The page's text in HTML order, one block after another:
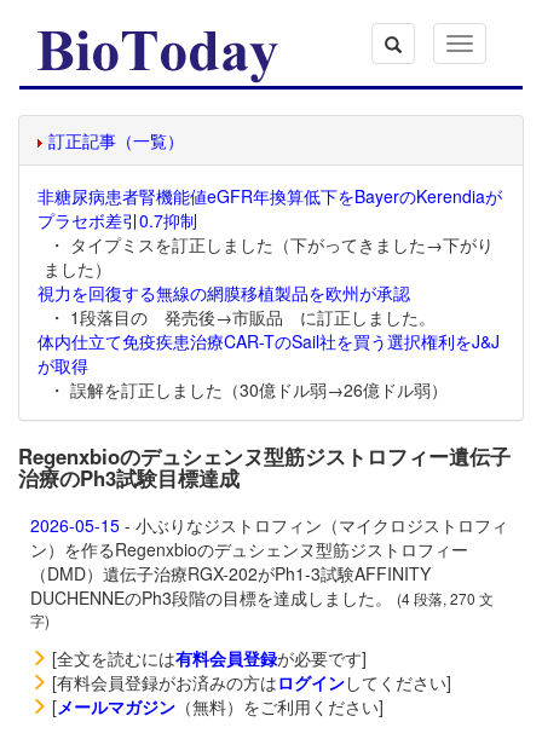
Toggle
navigation
訂正記事（一覧）
非糖尿病患者腎機能値eGFR年換算低下をBayerのKerendiaが
プラセボ差引0.7抑制
・ タイプミスを訂正しました（下がってきました→下がり
ました）
視力を回復する無線の網膜移植製品を欧州が承認
・ 1段落目の 発売後→市販品 に訂正しました。
体内仕立て免疫疾患治療CAR-TのSail社を買う選択権利をJ&J
が取得
・ 誤解を訂正しました（30億ドル弱→26億ドル弱）
Regenxbioのデュシェンヌ型筋ジストロフィー遺伝子
治療のPh3試験目標達成
2026-05-15 - 小ぶりなジストロフィン（マイクロジストロフィ
ン）を作るRegenxbioのデュシェンヌ型筋ジストロフィー
（DMD）遺伝子治療RGX-202がPh1-3試験AFFINITY
DUCHENNEのPh3段階の目標を達成しました。
(4 段落, 270 文
字)
[全文を読むには有料会員登録が必要です]
[有料会員登録がお済みの方はログインしてください]
[メールマガジン （無料）をご利用ください]